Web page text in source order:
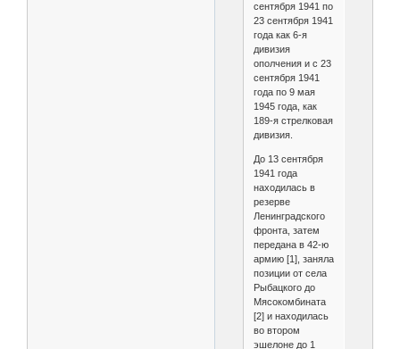
сентября 1941 по
23 сентября 1941
года как 6-я
дивизия
ополчения и с 23
сентября 1941
года по 9 мая
1945 года, как
189-я стрелковая
дивизия.
До 13 сентября
1941 года
находилась в
резерве
Ленинградского
фронта, затем
передана в 42-ю
армию [1], заняла
позиции от села
Рыбацкого до
Мясокомбината
[2] и находилась
во втором
эшелоне до 1